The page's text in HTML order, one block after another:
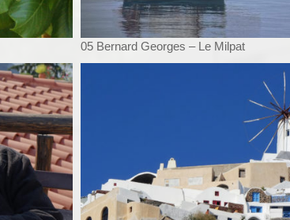
05 Bernard Georges – Le Milpat